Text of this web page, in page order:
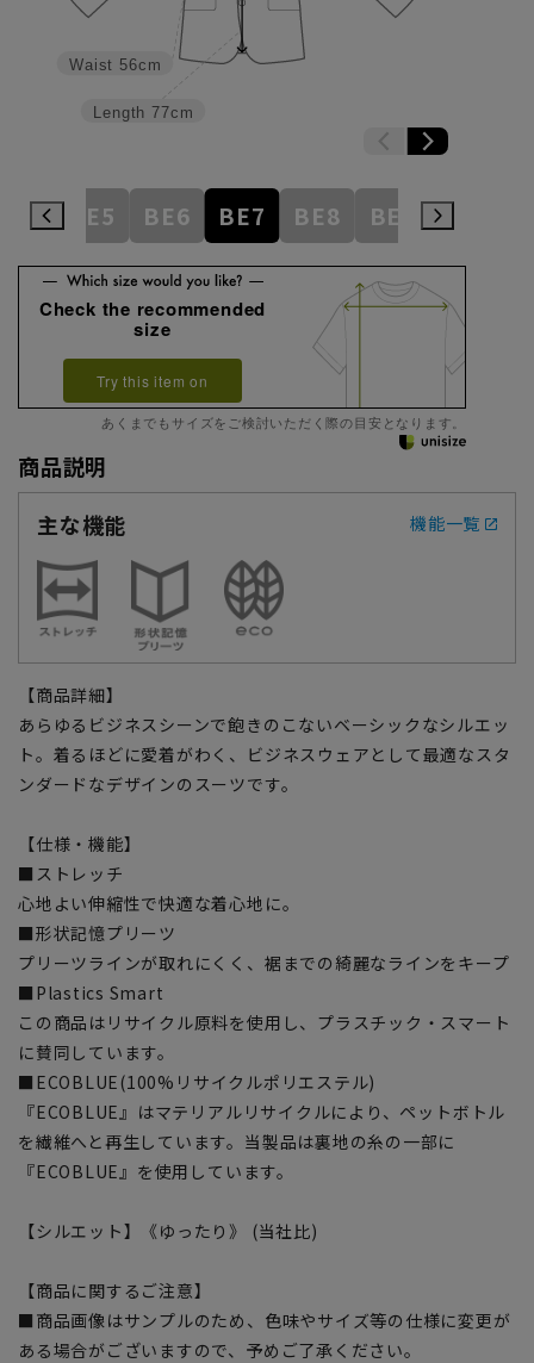
Length 77cm
Waist 56cm
BE5 BE6 BE7 BE8 BE9 BE10
Check the recommended
size
Try this item on
あくまでもサイズをご検討いただく際の目安となります。
商品説明
主な機能
機能一覧
【商品詳細】
あらゆるビジネスシーンで飽きのこないベーシックなシルエッ
ト。着るほどに愛着がわく、ビジネスウェアとして最適なスタ
ンダードなデザインのスーツです。
【仕様・機能】
■ストレッチ
心地よい伸縮性で快適な着心地に。
■形状記憶プリーツ
プリーツラインが取れにくく、裾までの綺麗なラインをキープ
■Plastics Smart
この商品はリサイクル原料を使用し、プラスチック・スマート
に賛同しています。
■ECOBLUE(100%リサイクルポリエステル)
『ECOBLUE』はマテリアルリサイクルにより、ペットボトル
を繊維へと再生しています。当製品は裏地の糸の一部に
『ECOBLUE』を使用しています。
【シルエット】《ゆったり》 (当社比)
【商品に関するご注意】
■商品画像はサンプルのため、色味やサイズ等の仕様に変更が
ある場合がございますので、予めご了承ください。